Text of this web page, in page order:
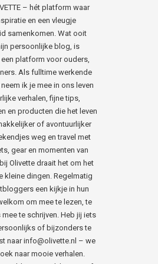
– hét platform waar
en een vleugje
samenkomen. Wat ooit
persoonlijke blog, is
platform voor ouders,
Als fulltime werkende
ik je mee in ons leven
verhalen, fijne tips,
en producten die het leven
of avontuurlijker
weg en travel met
gear en momenten van
Olivette draait het om het
kleine dingen. Regelmatig
een kijkje in hun
om mee te lezen, te
te schrijven. Heb jij iets
of bijzonders te
naar info@olivette.nl – we
naar mooie verhalen.